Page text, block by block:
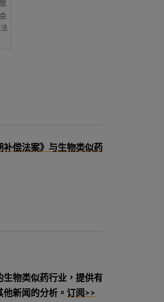
补偿法案》与生物类似药
物类似药行业，提供有
新闻的分析。 订阅>>